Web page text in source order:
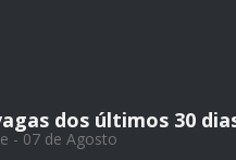
dos últimos 30
- 07 de Agosto